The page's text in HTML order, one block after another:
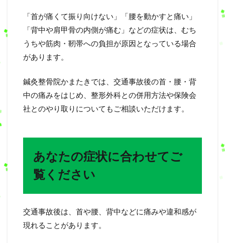
「首が痛くて振り向けない」「腰を動かすと痛い」
「背中や肩甲骨の内側が痛む」などの症状は、むち
うちや筋肉・靭帯への負担が原因となっている場合
があります。
鍼灸整骨院かまたきでは、交通事故後の首・腰・背
中の痛みをはじめ、整形外科との併用方法や保険会
社とのやり取りについてもご相談いただけます。
あなたの症状に合わせてご
覧ください
交通事故後は、首や腰、背中などに痛みや違和感が
現れることがあります。